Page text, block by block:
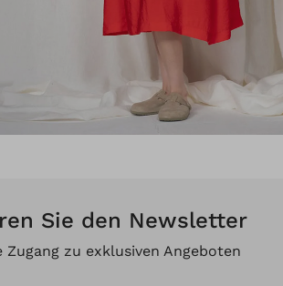
Sie den Newsletter
Zugang zu exklusiven Angeboten